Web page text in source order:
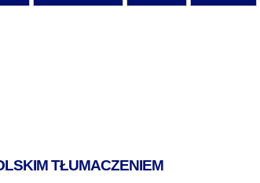
TŁUMACZENIEM